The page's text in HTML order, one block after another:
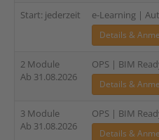
Start: jederzeit e-Learning |
Details &
2 Module
Ab 31.08.2026
OPS | BIM
Details &
3 Module
Ab 31.08.2026
OPS | BIM
Details &